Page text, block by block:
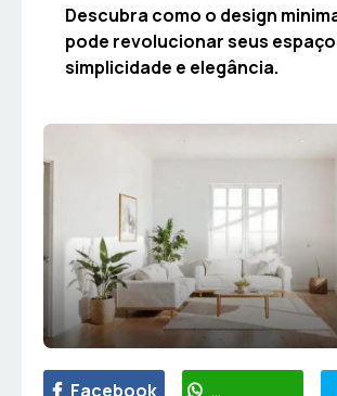
Descubra como o design
pode revolucionar seus
simplicidade e elegância.
Facebook WhatsApp